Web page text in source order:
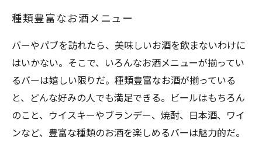
種類豊富なお酒メニュー
バーやパブを訪れたら、美味しいお酒を飲まないわけに
はいかない。そこで、いろんなお酒メニューが揃ってい
るバーは嬉しい限りだ。種類豊富なお酒が揃っている
と、どんな好みの人でも満足できる。ビールはもちろん
のこと、ウイスキーやブランデー、焼酎、日本酒、ワイ
ンなど、豊富な種類のお酒を楽しめるバーは魅力的だ。